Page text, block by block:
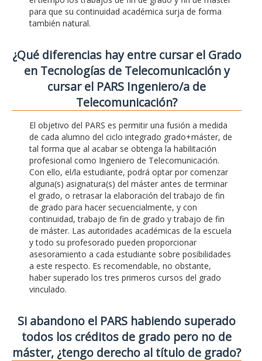
para que su continuidad académica surja de forma
también natural.
¿Qué diferencias hay entre cursar el Grado
en Tecnologías de Telecomunicación y
cursar el PARS Ingeniero/a de
Telecomunicación?
El objetivo del PARS es permitir una fusión a medida
de cada alumno del ciclo integrado grado+máster, de
tal forma que al acabar se obtenga la habilitación
profesional como Ingeniero de Telecomunicación.
Con ello, el/la estudiante, podrá optar por comenzar
alguna(s) asignatura(s) del máster antes de terminar
el grado, o retrasar la elaboración del trabajo de fin
de grado para hacer secuencialmente, y con
continuidad, trabajo de fin de grado y trabajo de fin
de máster. Las autoridades académicas de la escuela
y todo su profesorado pueden proporcionar
asesoramiento a cada estudiante sobre posibilidades
a este respecto. Es recomendable, no obstante,
haber superado los tres primeros cursos del grado
vinculado.
Si abandono el PARS habiendo superado
todos los créditos de grado pero no de
máster, ¿tengo derecho al título de grado?